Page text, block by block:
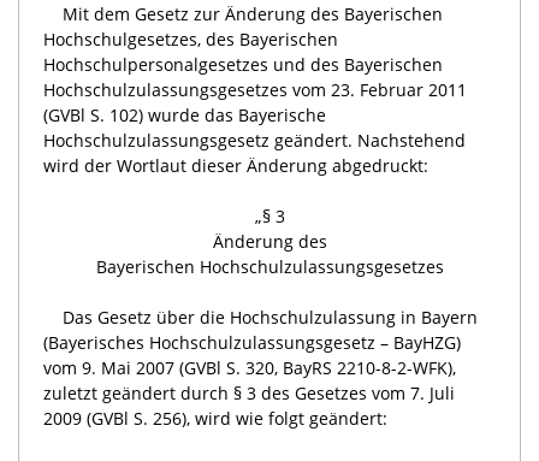
Mit dem Gesetz zur Änderung des Bayerischen
Hochschulgesetzes, des Bayerischen
Hochschulpersonalgesetzes und des Bayerischen
Hochschulzulassungsgesetzes vom 23. Februar 2011
(GVBl S. 102) wurde das Bayerische
Hochschulzulassungsgesetz geändert. Nachstehend
wird der Wortlaut dieser Änderung abgedruckt:
„§ 3
Änderung des
Bayerischen Hochschulzulassungsgesetzes
Das Gesetz über die Hochschulzulassung in Bayern
(Bayerisches Hochschulzulassungsgesetz – BayHZG)
vom 9. Mai 2007 (GVBl S. 320, BayRS 2210-8-2-WFK),
zuletzt geändert durch § 3 des Gesetzes vom 7. Juli
2009 (GVBl S. 256), wird wie folgt geändert: